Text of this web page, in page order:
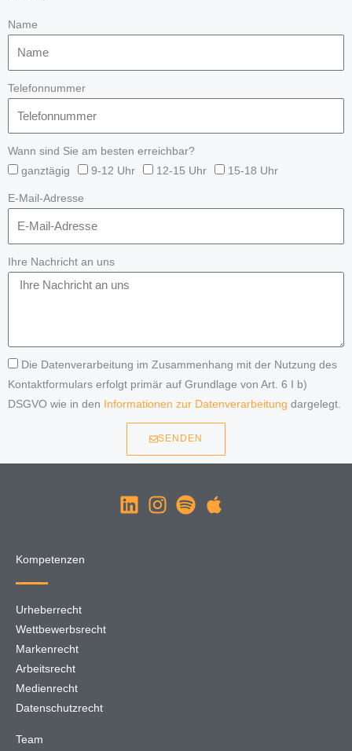
Name
Telefonnummer
Wann sind Sie am besten erreichbar?
ganztägig
9-12 Uhr 12-15 Uhr 15-18 Uhr
E-Mail-Adresse
Ihre Nachricht an uns
Die Datenverarbeitung im Zusammenhang mit der Nutzung des
Kontaktformulars erfolgt primär auf Grundlage von Art. 6 I b)
DSGVO wie in den Informationen zur Datenverarbeitung dargelegt.
SENDEN
Kompetenzen
Urheberrecht
Wettbewerbsrecht
Markenrecht
Arbeitsrecht
Medienrecht
Datenschutzrecht
Team